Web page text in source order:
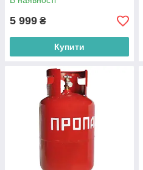
5 999 ₴
Купити